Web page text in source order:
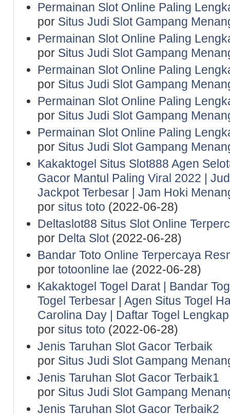
Permainan Slot Online Paling
por Situs Judi Slot Gampang
Permainan Slot Online Paling
por Situs Judi Slot Gampang
Permainan Slot Online Paling
por Situs Judi Slot Gampang
Permainan Slot Online Paling
por Situs Judi Slot Gampang
Permainan Slot Online Paling
por Situs Judi Slot Gampang
Kakaktogel Situs Slot888 Agen
Gacor Mantul Paling Viral 2022 |
Jackpot Terbesar | Jam Hoki
por situs toto (2022-06-28)
Deltaslot88 Situs Slot Online
por Delta Slot(2022-06-28)
Bandar Toto Online Terpercaya
por totoonline lae (2022-06-28)
Kakaktogel Togel Darat | Bandar
Togel Terbesar | Agen Situs Togel
Carolina Day | Daftar Togel
por situs toto (2022-06-28)
Jenis Taruhan Slot Gacor Terbaik
por Situs Judi Slot Gampang
Jenis Taruhan Slot Gacor Terbaik1
por Situs Judi Slot Gampang
Jenis Taruhan Slot Gacor Terbaik2